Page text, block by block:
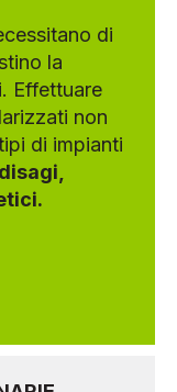
di
la
Effettuare
non
di impianti